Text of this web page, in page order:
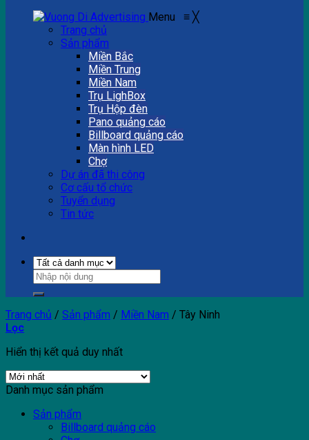
Menu ≡ ╳
Trang chủ
Sản phẩm
Miền Bắc
Miền Trung
Miền Nam
Trụ LighBox
Trụ Hộp đèn
Pano quảng cáo
Billboard quảng cáo
Màn hình LED
Chợ
Dự án đã thi công
Cơ cấu tổ chức
Tuyển dụng
Tin tức
Trang chủ / Sản phẩm / Miền Nam / Tây Ninh
Lọc
Hiển thị kết quả duy nhất
Danh mục sản phẩm
Sản phẩm
Billboard quảng cáo